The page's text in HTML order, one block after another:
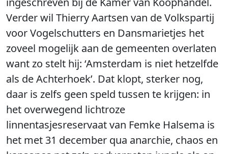
Verder wil Thierry Aartsen van de Volkspartij
voor Vogelschutters en Dansmarietjes het
zoveel mogelijk aan de gemeenten overlaten
want zo stelt hij: ‘Amsterdam is niet hetzelfde
als de Achterhoek’. Dat klopt, sterker nog,
daar is zelfs geen speld tussen te krijgen: in
het overwegend lichtroze
linnentasjesreservaat van Femke Halsema is
het met 31 december qua anarchie, chaos en